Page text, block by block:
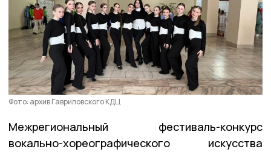
Фото: архив Гавриловского КДЦ
Межрегиональный фестиваль-конкурс
вокально-хореографического искусства